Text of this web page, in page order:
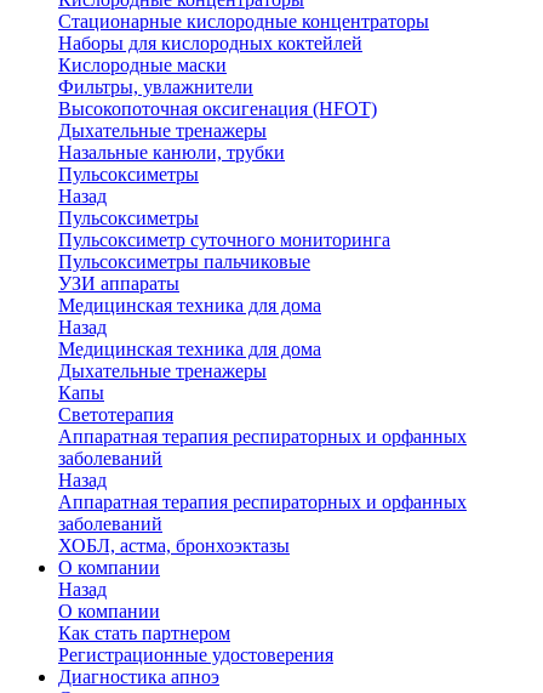
Стационарные кислородные концентраторы
Наборы для кислородных коктейлей
Кислородные маски
Фильтры, увлажнители
Высокопоточная оксигенация (HFOT)
Дыхательные тренажеры
Назальные канюли, трубки
Пульсоксиметры
Назад
Пульсоксиметры
Пульсоксиметр суточного мониторинга
Пульсоксиметры пальчиковые
УЗИ аппараты
Медицинская техника для дома
Назад
Медицинская техника для дома
Дыхательные тренажеры
Капы
Светотерапия
Аппаратная терапия респираторных и орфанных
заболеваний
Назад
Аппаратная терапия респираторных и орфанных
заболеваний
ХОБЛ, астма, бронхоэктазы
О компании
Назад
О компании
Как стать партнером
Регистрационные удостоверения
Диагностика апноэ